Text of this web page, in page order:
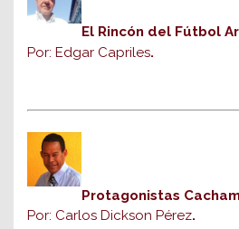
El Rincón del Fútbol
Por: Edgar Capriles.
Protagonistas
Por: Carlos Dickson Pérez.